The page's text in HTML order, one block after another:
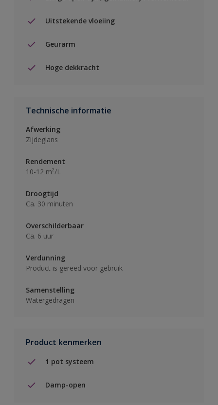
Uitstekende vloeiing
Geurarm
Hoge dekkracht
Technische informatie
Afwerking
Zijdeglans
Rendement
10-12 m²/L
Droogtijd
Ca. 30 minuten
Overschilderbaar
Ca. 6 uur
Verdunning
Product is gereed voor gebruik
Samenstelling
Watergedragen
Product kenmerken
1 pot systeem
Damp-open